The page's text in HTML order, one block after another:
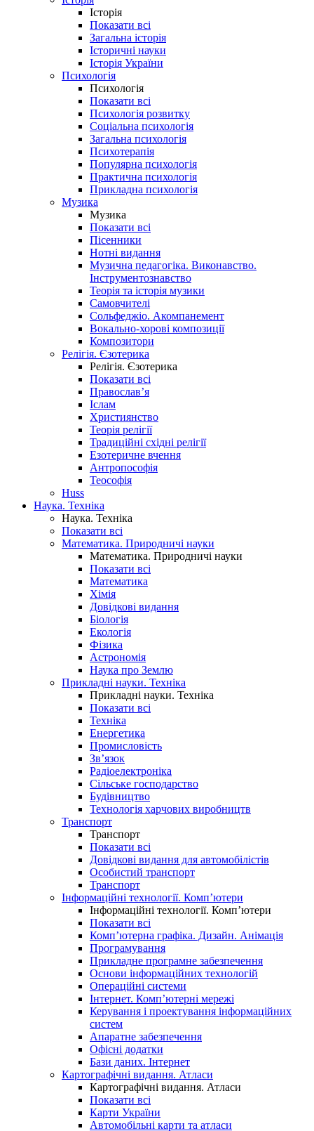
Історія
Показати всі
Загальна історія
Історичні науки
Історія України
Психологія
Психологія
Показати всі
Психологія розвитку
Соціальна психологія
Загальна психологія
Психотерапія
Популярна психологія
Практична психологія
Прикладна психологія
Музика
Музика
Показати всі
Пісенники
Нотні видання
Музична педагогіка. Виконавство.
Інструментознавство
Теорія та історія музики
Самовчителі
Сольфеджіо. Акомпанемент
Вокально-хорові композиції
Композитори
Релігія. Єзотерика
Релігія. Єзотерика
Показати всі
Православ’я
Іслам
Християнство
Теорія релігії
Традиційні східні релігії
Езотеричне вчення
Антропософія
Теософія
Huss
Наука. Техніка
Наука. Техніка
Показати всі
Математика. Природничі науки
Математика. Природничі науки
Показати всі
Математика
Хімія
Довідкові видання
Біологія
Екологія
Фізика
Астрономія
Наука про Землю
Прикладні науки. Техніка
Прикладні науки. Техніка
Показати всі
Техніка
Енергетика
Промисловість
Зв’язок
Радіоелектроніка
Сільське господарство
Будівництво
Технологія харчових виробництв
Транспорт
Транспорт
Показати всі
Довідкові видання для автомобілістів
Особистий транспорт
Транспорт
Інформаційні технології. Комп’ютери
Інформаційні технології. Комп’ютери
Показати всі
Комп’ютерна графіка. Дизайн. Анімація
Програмування
Прикладне програмне забезпечення
Основи інформаційних технологій
Операційні системи
Інтернет. Комп’ютерні мережі
Керування і проектування інформаційних
систем
Апаратне забезпечення
Офісні додатки
Бази даних. Інтернет
Картографічні видання. Атласи
Картографічні видання. Атласи
Показати всі
Карти України
Автомобільні карти та атласи